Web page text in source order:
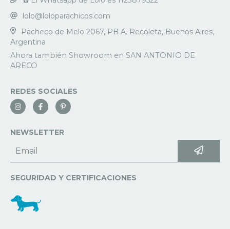
lolo@loloparachicos.com
Pacheco de Melo 2067, PB A. Recoleta, Buenos Aires,
Argentina
REDES SOCIALES
NEWSLETTER
SEGURIDAD Y CERTIFICACIONES